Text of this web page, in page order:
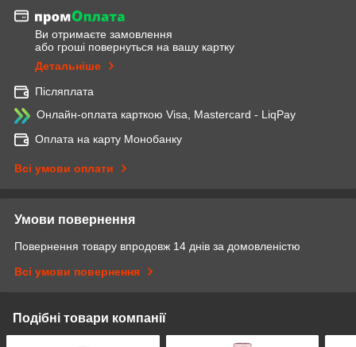
Ви отримаєте замовлення
або гроші повернуться на вашу картку
Детальніше
Післяплата
Онлайн-оплата карткою Visa, Mastercard - LiqPay
Оплата на карту Монобанку
Всі умови оплати
Умови повернення
Повернення товару впродовж 14 днів за домовленістю
Всі умови повернення
Подібні товари компанії